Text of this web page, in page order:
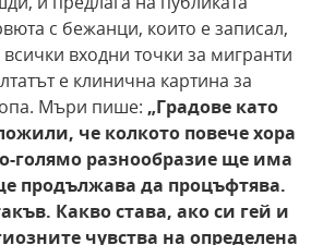
с бежанци, които е записал,
входни точки за мигранти
е клинична картина за
Мъри пише: „Градове като
че колкото повече хора
голямо разнообразие ще има
продължава да процъфтява.
Какво става, ако си гей и
чувства на определена